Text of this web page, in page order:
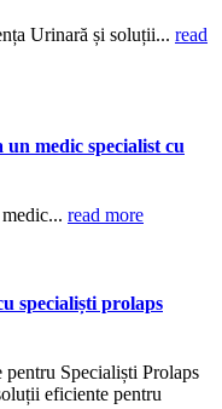
Urinară și soluții... read
medic specialist cu
read more
specialiști prolaps
Specialiști Prolaps
eficiente pentru